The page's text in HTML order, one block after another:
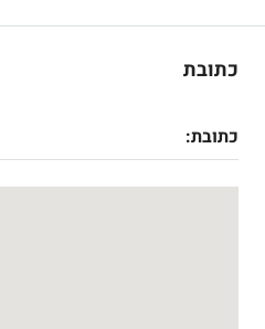
כתובת
כתובת: